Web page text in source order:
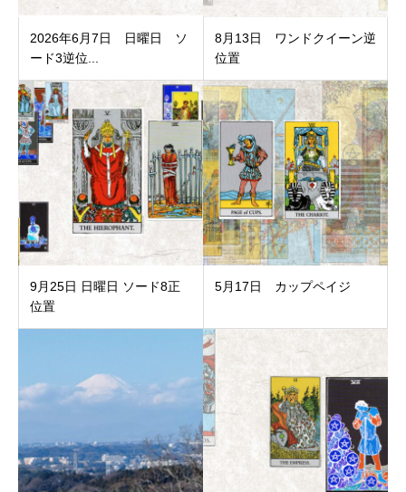
2026年6月7日 日曜日 ソ
ード3逆位...
8月13日 ワンドクイーン逆
位置
9月25日 日曜日 ソード8正
位置
5月17日 カップペイジ